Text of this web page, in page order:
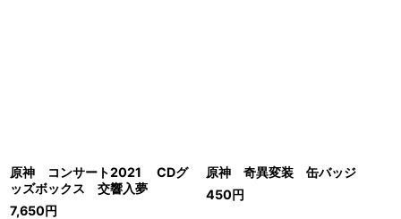
原神 コンサート2021 CDグ
ッズボックス 交響入夢
7,650円
原神 奇異変装 缶バッジ
450円